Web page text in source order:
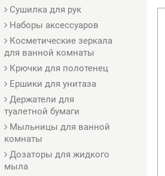
Сушилка для рук
Наборы аксессуаров
Косметические зеркала
для ванной комнаты
Крючки для полотенец
Ершики для унитаза
Держатели для
туалетной бумаги
Мыльницы для ванной
комнаты
Дозаторы для жидкого
мыла